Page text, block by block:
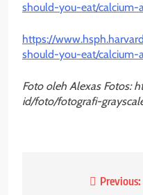
should-you-eat/calcium-
https://
should-you-eat/
Foto oleh Alexas Fotos:
id/foto/fotografi-
Previous: